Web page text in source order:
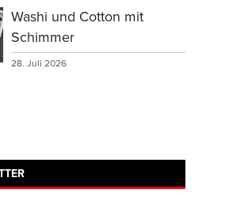
Washi und Cotton mit
Schimmer
28. Juli 2026